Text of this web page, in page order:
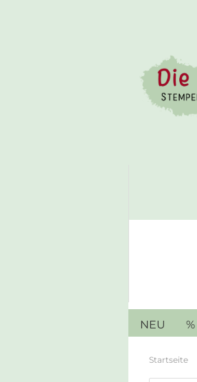
NEU
Startseite